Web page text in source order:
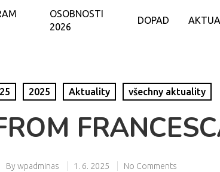
OSOBNOSTI
2026
DOPAD
2025 Aktuality všechny aktuality
By wpadminas 1. 6. 2025 No Comments